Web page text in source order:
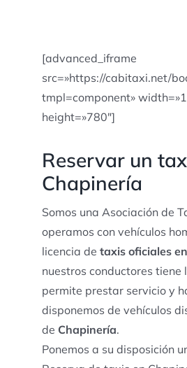
[advanced_iframe
src=»https://cabitaxi.net/
tmpl=component»
height=»780″]
Reservar un
Chapinería
Somos una Asociación de
operamos con vehículos
licencia de taxis oficiales
nuestros conductores
permite prestar servicio y
disponemos de vehículos
de Chapinería.
Ponemos a su disposición